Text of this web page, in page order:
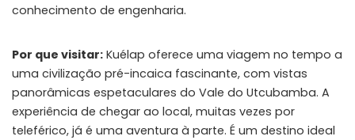
conhecimento de engenharia.
Por que visitar: Kuélap oferece uma viagem no tempo a
uma civilização pré-incaica fascinante, com vistas
panorâmicas espetaculares do Vale do Utcubamba. A
experiência de chegar ao local, muitas vezes por
teleférico, já é uma aventura à parte. É um destino ideal